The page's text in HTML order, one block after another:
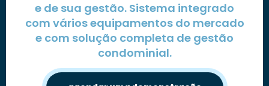
e de sua gestão. Sistema integrado
com vários equipamentos do mercado
e com solução completa de gestão
condominial.